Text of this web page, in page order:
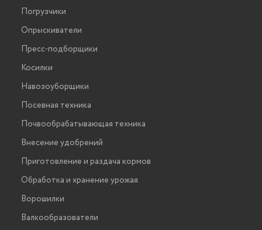
Погрузчики
Опрыскиватели
Пресс-подборщики
Косилки
Навозоуборщики
Посевная техника
Почвообрабатывающая техника
Внесение удобрений
Приготовление и раздача кормов
Обработка и хранение урожая
Ворошилки
Валкообразователи